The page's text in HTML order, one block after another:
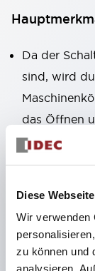
Diese
Wir verwenden
zu können und
analysieren.
Da der
sind, wird
das Öffnen
zuverlässig
Der
Mit